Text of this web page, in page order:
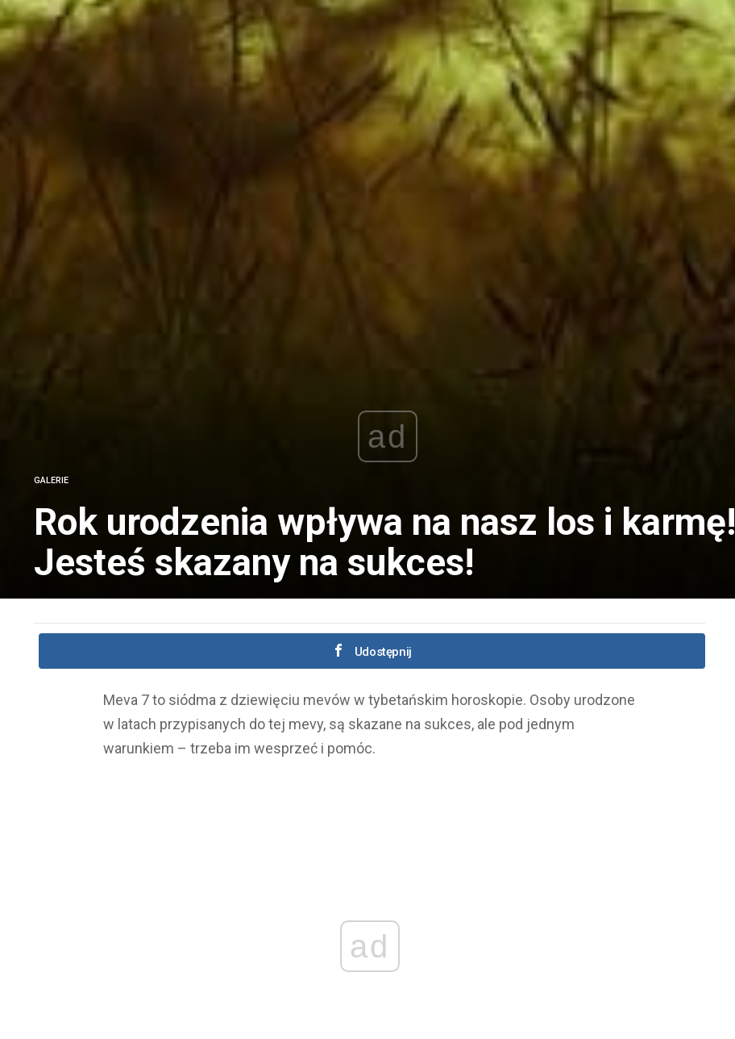
ad
GALERIE
Rok urodzenia wpływa na nasz los i karmę!
Jesteś skazany na sukces!
Udostępnij
Meva 7 to siódma z dziewięciu mevów w tybetańskim horoskopie. Osoby urodzone
w latach przypisanych do tej mevy, są skazane na sukces, ale pod jednym
warunkiem – trzeba im wesprzeć i pomóc.
ad